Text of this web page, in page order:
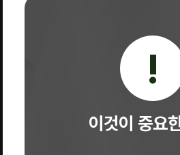
!
이것이 중요